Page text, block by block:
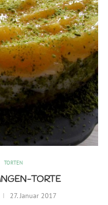
TORTEN
TORTE
27. Januar 2017